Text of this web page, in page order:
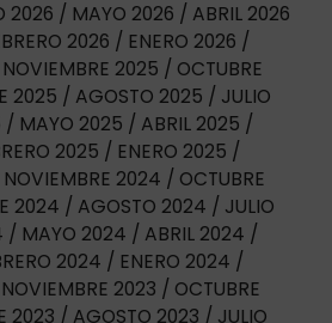
2026 MAYO 2026
ABRIL 2026
2026
ENERO 2026
NOVIEMBRE 2025
OCTUBRE
2025 AGOSTO 2025
JULIO
MAYO 2025
ABRIL 2025
2025
ENERO 2025
NOVIEMBRE 2024
OCTUBRE
2024 AGOSTO 2024
JULIO
MAYO 2024
ABRIL 2024
2024
ENERO 2024
NOVIEMBRE 2023
OCTUBRE
2023 AGOSTO 2023
JULIO